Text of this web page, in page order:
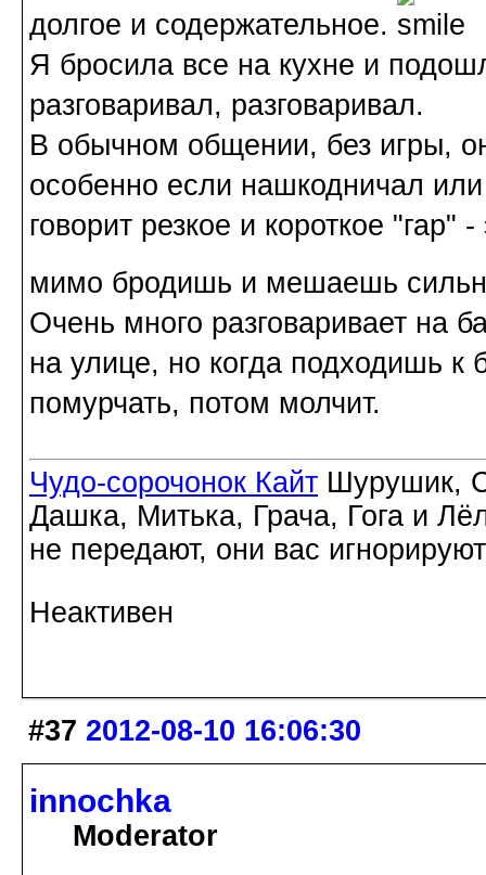
долгое и содержательное.
Я бросила все на кухне и
разговаривал, разговаривал.
В обычном общении, без игры,
особенно если нашкодничал
говорит резкое и короткое "гар"
мимо бродишь и мешаешь
Очень много разговаривает на
на улице, но когда подходишь
помурчать, потом молчит.
Чудо-сорочонок Кайт Шурушик,
Дашка, Митька, Грача, Гога и
не передают, они вас игнорируют
Неактивен
#37 2012-08-10 16:06:30
innochka
Moderator